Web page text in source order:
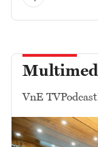
VnE TVPodcast